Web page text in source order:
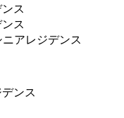
ス
ス
アレジデンス
ンス